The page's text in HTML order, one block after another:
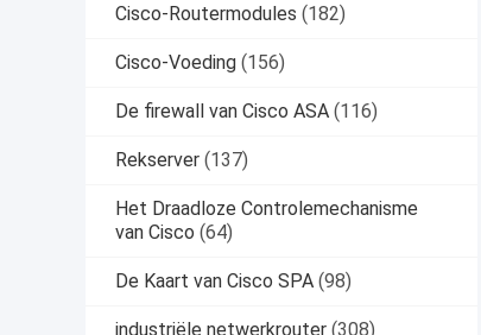
Cisco-Routermodules (182)
Cisco-Voeding (156)
De firewall van Cisco ASA (116)
Rekserver (137)
Het Draadloze Controlemechanisme
van Cisco (64)
De Kaart van Cisco SPA (98)
industriële netwerkrouter (308)